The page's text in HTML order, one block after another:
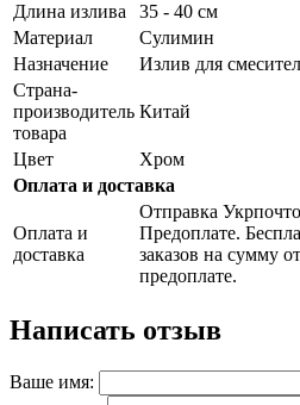
Длина излива
35 - 40 см
Материал
Сулимин
Назначение
Излив для
Страна-
производитель
товара
Китай
Цвет
Хром
Оплата и доставка
Оплата и
доставка
Отправка
Предоплате.
заказов на сумму
предоплате.
Написать отзыв
Ваше имя: